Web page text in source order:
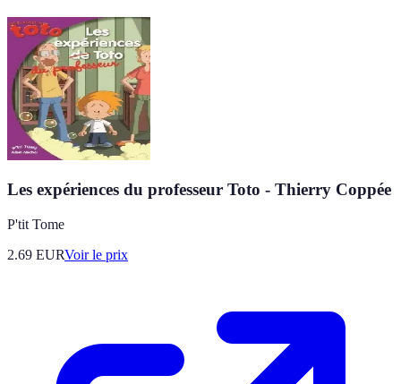
Les expériences du professeur Toto - Thierry Coppée
P'tit Tome
2.69 EURVoir le prix